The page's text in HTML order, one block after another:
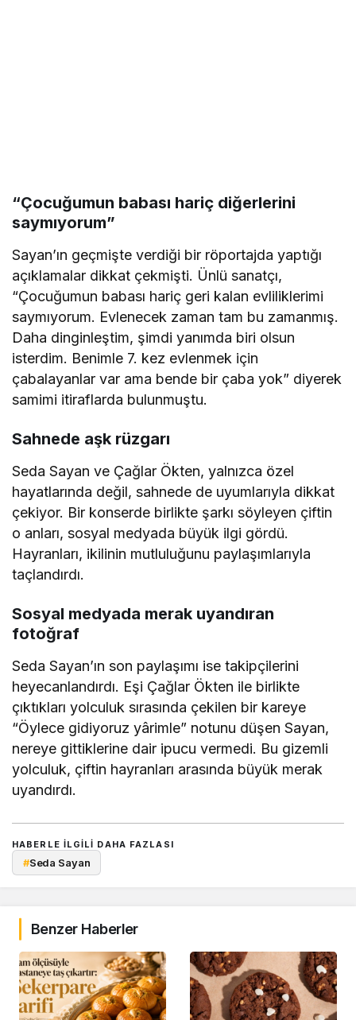
“Çocuğumun babası hariç diğerlerini
saymıyorum”
Sayan’ın geçmişte verdiği bir röportajda yaptığı
açıklamalar dikkat çekmişti. Ünlü sanatçı,
“Çocuğumun babası hariç geri kalan evliliklerimi
saymıyorum. Evlenecek zaman tam bu zamanmış.
Daha dinginleştim, şimdi yanımda biri olsun
isterdim. Benimle 7. kez evlenmek için
çabalayanlar var ama bende bir çaba yok” diyerek
samimi itiraflarda bulunmuştu.
Sahnede aşk rüzgarı
Seda Sayan ve Çağlar Ökten, yalnızca özel
hayatlarında değil, sahnede de uyumlarıyla dikkat
çekiyor. Bir konserde birlikte şarkı söyleyen çiftin
o anları, sosyal medyada büyük ilgi gördü.
Hayranları, ikilinin mutluluğunu paylaşımlarıyla
taçlandırdı.
Sosyal medyada merak uyandıran
fotoğraf
Seda Sayan’ın son paylaşımı ise takipçilerini
heyecanlandırdı. Eşi Çağlar Ökten ile birlikte
çıktıkları yolculuk sırasında çekilen bir kareye
“Öylece gidiyoruz yârimle” notunu düşen Sayan,
nereye gittiklerine dair ipucu vermedi. Bu gizemli
yolculuk, çiftin hayranları arasında büyük merak
uyandırdı.
HABERLE ILGILI DAHA FAZLASI
#Seda Sayan
Benzer Haberler